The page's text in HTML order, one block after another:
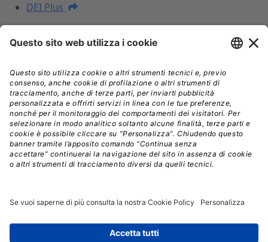
DEI Plus
I NOSTRI PRODOTTI
Prezzari
DEI Plus Premium
INFORMAZIONI LEGALI
Informativa Privacy
Termini e condizioni
Nota legale
Licenza d'uso
Spedizioni Assistenza
© Copyright 2026, Edra Edizioni S.r.l. - Diritti riservati |